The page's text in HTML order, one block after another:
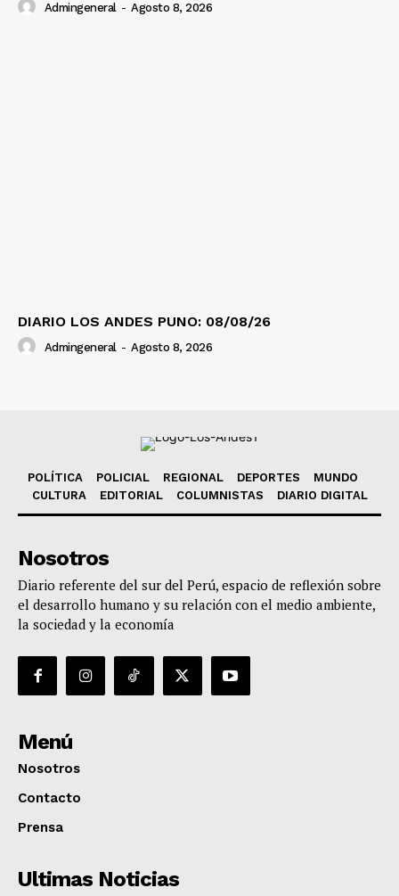
Admingeneral - Agosto 8, 2026
DIARIO LOS ANDES PUNO: 08/08/26
Admingeneral - Agosto 8, 2026
POLÍTICA POLICIAL REGIONAL DEPORTES
MUNDO
CULTURA
EDITORIAL COLUMNISTAS DIARIO DIGITAL
Nosotros
Diario referente del sur del Perú, espacio de reflexión sobre
el desarrollo humano y su relación con el medio ambiente,
la sociedad y la economía
Menú
Nosotros
Contacto
Prensa
Ultimas Noticias